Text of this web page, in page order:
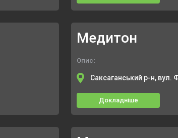
Медитон
Опис:
Саксаганський р-н, вул.
Докладніше